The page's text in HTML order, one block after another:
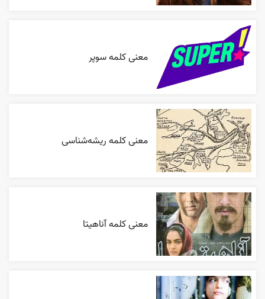
معنی کلمه سوپر
معنی کلمه ریشه‌شناسی
معنی کلمه آناهیتا